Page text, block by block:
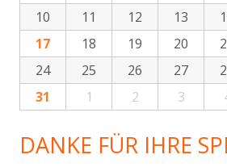
10
11 12 13
17
18 19 20
24
25 26 27
31
1 2 3
DANKE FÜR IHRE